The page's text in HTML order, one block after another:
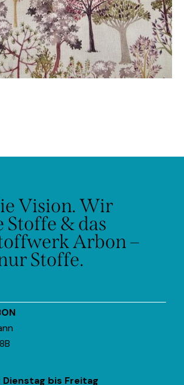
Vision.Wir
Stoffe & das
Arbon –
Stoffe.
Dienstag bis Freitag